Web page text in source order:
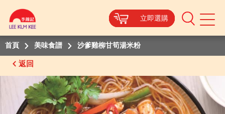
立即選購
Mobile
立即選購
立即選購
立即選購
首頁 美味食譜 沙爹雞柳甘筍湯米粉
返回